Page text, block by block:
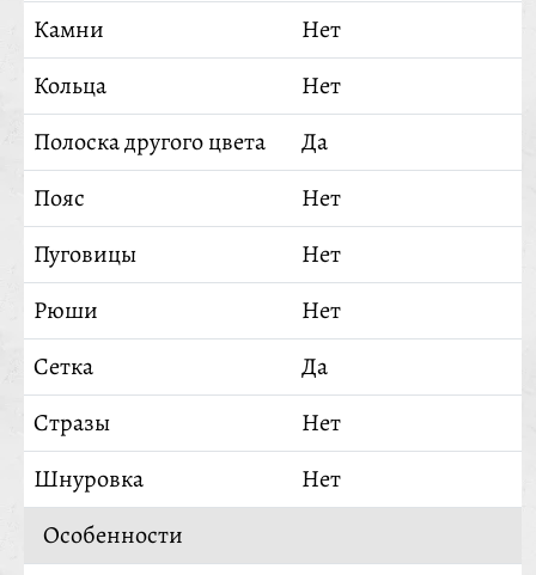
Камни
Нет
Кольца
Нет
Полоска другого цвета
Да
Пояс
Нет
Пуговицы
Нет
Рюши
Нет
Сетка
Да
Стразы
Нет
Шнуровка
Нет
Особенности